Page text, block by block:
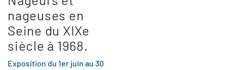
nageuses en
Seine du XIXe
siècle à 1968.
Exposition du 1er juin au 30